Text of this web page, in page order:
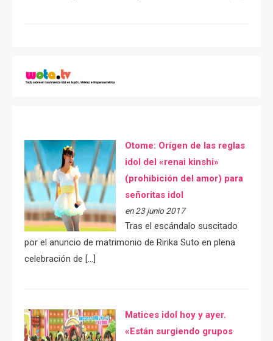
Otome: Orígen de las reglas
idol del «renai kinshi»
(prohibición del amor) para
señoritas idol
en 23 junio 2017
Tras el escándalo suscitado
por el anuncio de matrimonio de Ririka Suto en plena
celebración de […]
Matices idol hoy y ayer.
«Están surgiendo grupos